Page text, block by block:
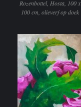
Rozenbottel, Hosta, 100 x
100 cm, olieverf op doek